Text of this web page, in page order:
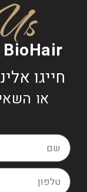
BioHair לרשותכם בכל שאלה
חייגו אלינו 0545-5889-
או